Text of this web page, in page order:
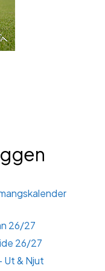
26/27
26/27
Ut & Njut